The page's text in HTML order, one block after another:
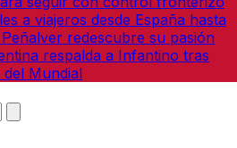
a viajeros desde España hasta
redescubre su pasión
respalda a Infantino tras
Mundial